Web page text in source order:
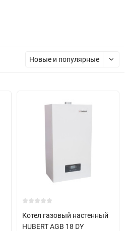
Новые и популярные
Котел газовый настенный
HUBERT AGB 18 DY